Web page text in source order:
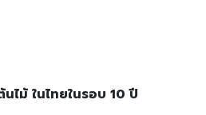
ม้ ในไทยในรอบ 10 ปี